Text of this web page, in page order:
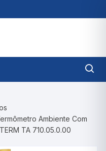
Ambiente Com
TA 710.05.0.00